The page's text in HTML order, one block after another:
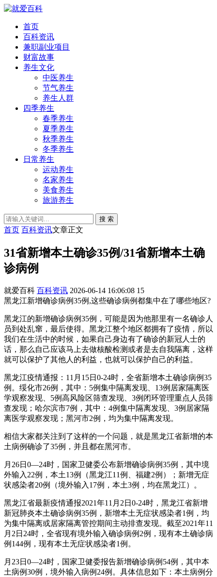
首页
百科资讯
兼职副业项目
财富故事
养生文化
中医养生
节气养生
养生人群
四季养生
春季养生
夏季养生
秋季养生
冬季养生
日常养生
运动养生
名家养生
美食养生
旅游养生
搜 索
首页 百科资讯文章正文
31省新增本土确诊35例/31省新增本土确
诊病例
就爱百科 百科资讯 2026-06-14 16:06:08 15
黑龙江新增确诊病例35例,这些确诊病例都集中在了哪些地区?
黑龙江的新增确诊病例35例，可能是因为他那里有一名确诊人
员到处乱窜，最后使得。黑龙江整个地区都拥有了疫情，所以
我们在生活中的时候，如果自己身边有了确诊的新冠人士的
话，那么自己应该马上去做核酸检测或者是去自我隔离，这样
就可以保护了其他人的利益，也就可以保护自己的利益。
黑龙江疫情通报：11月15日0-24时，全省新增本土确诊病例35
例。绥化市26例，其中：5例集中隔离发现、13例居家隔离医
学观察发现、5例高风险区筛查发现、3例闭环管理重点人员筛
查发现；哈尔滨市7例，其中：4例集中隔离发现、3例居家隔
离医学观察发现；黑河市2例，均为集中隔离发现。
相信大家都关注到了这样的一个问题，就是黑龙江省新增的本
土病例确诊了35例，并且都在黑河市。
月26日0—24时，国家卫健委公布新增确诊病例35例，其中境
外输入22例，本土13例（黑龙江11例、福建2例）；新增无症
状感染者20例（境外输入17例，本土3例，均在黑龙江）。
黑龙江省最新疫情通报2021年11月2日0-24时，黑龙江省新增
新冠肺炎本土确诊病例35例，新增本土无症状感染者1例，均
为集中隔离或居家隔离管控期间主动排查发现。截至2021年11
月2日24时，全省现有境外输入确诊病例2例，现有本土确诊病
例144例，现有本土无症状感染者1例。
月23日0—24时，国家卫健委报告新增确诊病例54例，其中本
土病例30例，境外输入病例24例。具体信息如下：本土病例分